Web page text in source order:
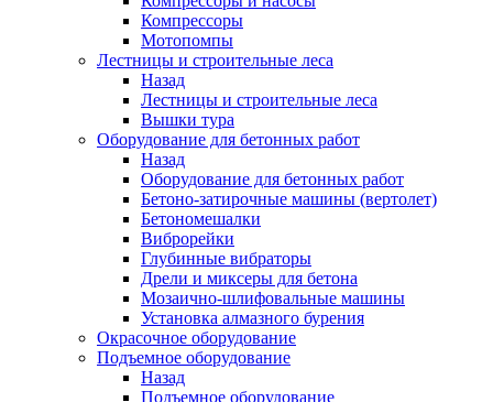
Компрессоры
Мотопомпы
Лестницы и строительные леса
Назад
Лестницы и строительные леса
Вышки тура
Оборудование для бетонных работ
Назад
Оборудование для бетонных работ
Бетоно-затирочные машины (вертолет)
Бетономешалки
Виброрейки
Глубинные вибраторы
Дрели и миксеры для бетона
Мозаично-шлифовальные машины
Установка алмазного бурения
Окрасочное оборудование
Подъемное оборудование
Назад
Подъемное оборудование